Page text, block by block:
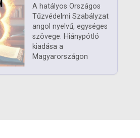
A hatályos Országos
Tűzvédelmi Szabályzat
angol nyelvű, egységes
szövege. Hiánypótló
kiadása a
Magyarországon